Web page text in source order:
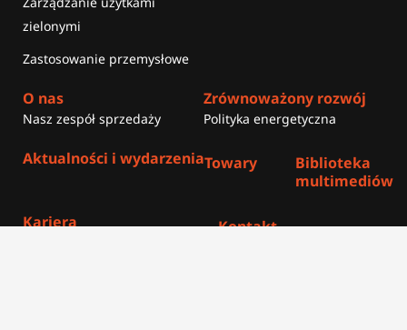
zielonymi
Zastosowanie przemysłowe
O nas
Nasz zespół sprzedaży
Zrównoważony rozwój
Polityka energetyczna
Aktualności i wydarzeniaTowary
Biblioteka
multimediów
Kariera Kontakt